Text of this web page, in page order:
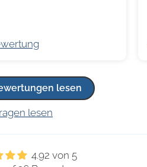
lesen
lesen
4.92 von 5